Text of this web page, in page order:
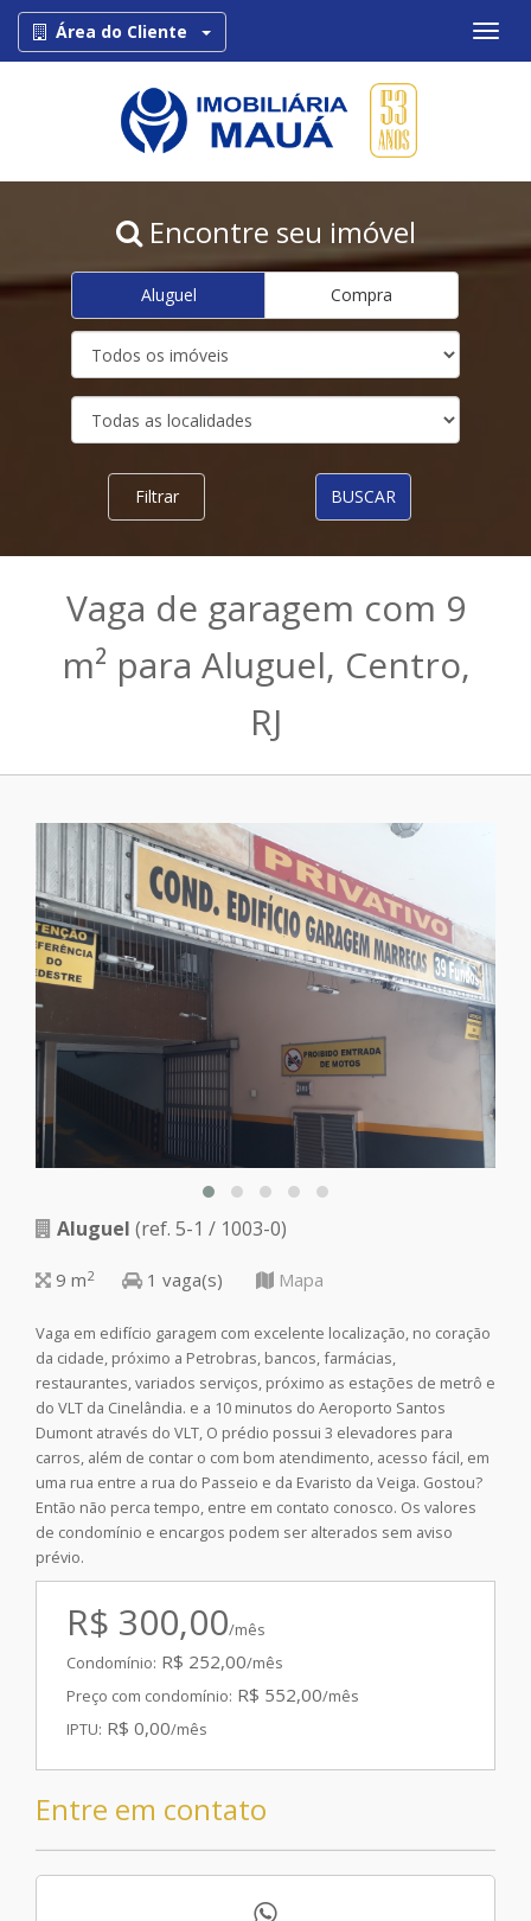
Área do Cliente Toggle Dropdown
Encontre seu imóvel
Aluguel Compra
Filtrar BUSCAR
Vaga de garagem com 9
m² para Aluguel, Centro,
RJ
Aluguel (ref. 5-1 / 1003-0)
9 m2 1 vaga(s) Mapa
Vaga em edifício garagem com excelente localização, no coração
da cidade, próximo a Petrobras, bancos, farmácias,
restaurantes, variados serviços, próximo as estações de metrô e
do VLT da Cinelândia. e a 10 minutos do Aeroporto Santos
Dumont através do VLT, O prédio possui 3 elevadores para
carros, além de contar o com bom atendimento, acesso fácil, em
uma rua entre a rua do Passeio e da Evaristo da Veiga. Gostou?
Então não perca tempo, entre em contato conosco. Os valores
de condomínio e encargos podem ser alterados sem aviso
prévio.
R$ 300,00/mês
Condomínio: R$ 252,00/mês
Preço com condomínio: R$ 552,00/mês
IPTU: R$ 0,00/mês
Entre em contato